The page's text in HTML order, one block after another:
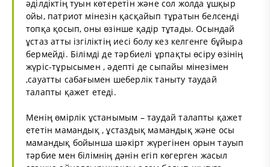
әділдіктің туын көтеретін және сол жолда ұшқыр
ойы, патриот мінезін қасқайып тұратын белсенді
топқа қосып, оны өзінше қадір тұтады. Осындай
ұстаз атты ізгіліктің иесі болу кез келгенге бұйыра
бермейді. Білімді де тәрбиелі ұрпақты өсіру өзінің
жүріс-тұрысымен , әдепті де сыпайы мінезімен
,сауатты сабағымен шеберлік таныту таудай
талапты қажет етеді.
Менің өмірлік ұстанымым – таудай талапты қажет
ететін мамандық , ұстаздық мамандық және осы
мамандық бойынша шәкірт жүрегінен орын тауып
тәрбие мен білімнің дәнін егіп көгерген жасыл